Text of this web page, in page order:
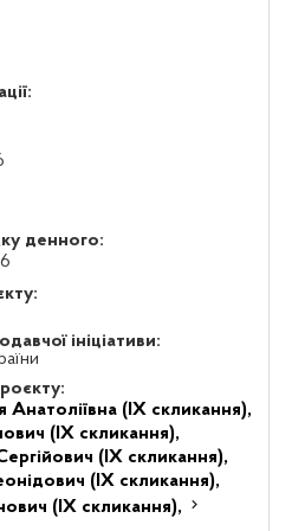
денного:
ініціативи:
Анатоліївна (IX скликання),
(IX скликання),
(IX скликання),
(IX скликання),
(IX скликання),